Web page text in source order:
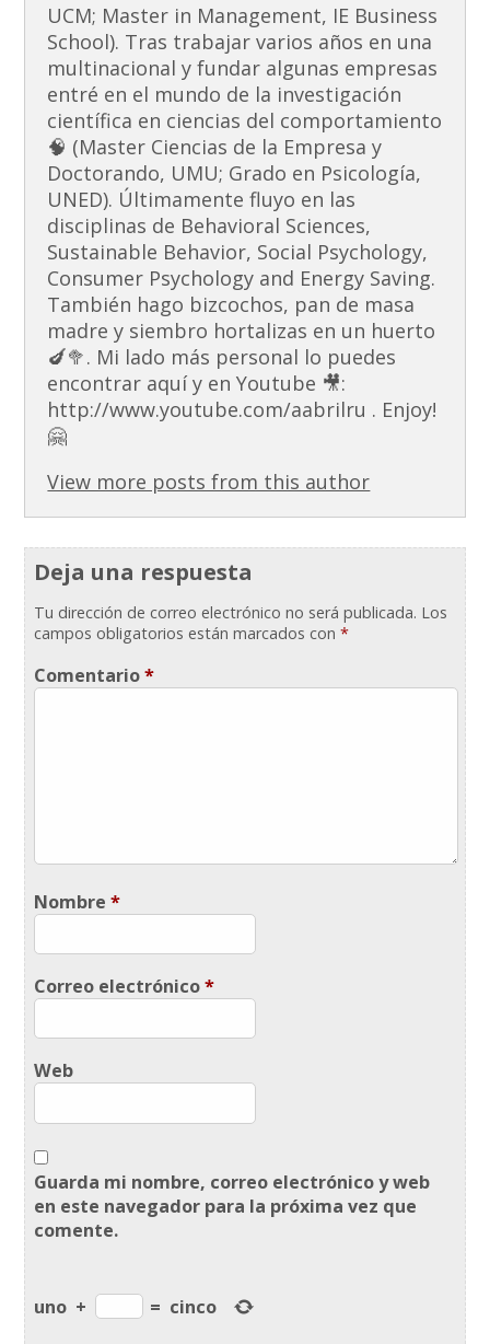
UCM; Master in Management, IE Business
School). Tras trabajar varios años en una
multinacional y fundar algunas empresas
entré en el mundo de la investigación
científica en ciencias del comportamiento
🧠 (Master Ciencias de la Empresa y
Doctorando, UMU; Grado en Psicología,
UNED). Últimamente fluyo en las
disciplinas de Behavioral Sciences,
Sustainable Behavior, Social Psychology,
Consumer Psychology and Energy Saving.
También hago bizcochos, pan de masa
madre y siembro hortalizas en un huerto
🍆🥦. Mi lado más personal lo puedes
encontrar aquí y en Youtube 🎥:
http://www.youtube.com/aabrilru . Enjoy!
🤗
View more posts from this author
Deja una respuesta
Tu dirección de correo electrónico no será publicada. Los
campos obligatorios están marcados con*
Comentario*
Nombre*
Correo electrónico*
Web
Guarda mi nombre, correo electrónico y web
en este navegador para la próxima vez que
comente.
uno + = cinco